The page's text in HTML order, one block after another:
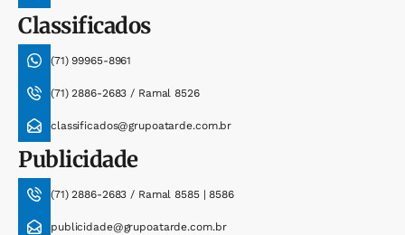
Classificados
(71) 99965-8961
(71) 2886-2683 / Ramal 8526
classificados@grupoatarde.com.br
Publicidade
(71) 2886-2683 / Ramal 8585 | 8586
publicidade@grupoatarde.com.br